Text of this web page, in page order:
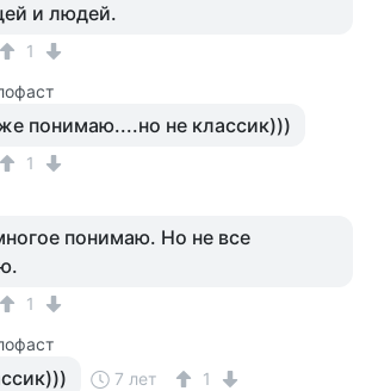
и людей.
1
понимаю....но не классик)))
1
понимаю. Но не все
1
7 лет 1